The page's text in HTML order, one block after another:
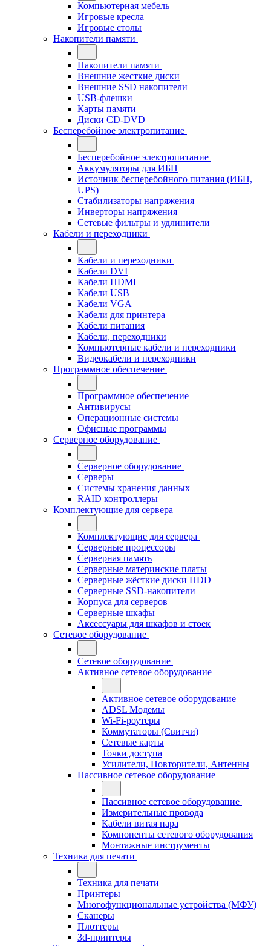
Компьютерная мебель
Игровые кресла
Игровые столы
Накопители памяти
Накопители памяти
Внешние жесткие диски
Внешние SSD накопители
USB-флешки
Карты памяти
Диски CD-DVD
Бесперебойное электропитание
Бесперебойное электропитание
Аккумуляторы для ИБП
Источник бесперебойного питания (ИБП,
UPS)
Стабилизаторы напряжения
Инверторы напряжения
Сетевые фильтры и удлинители
Кабели и переходники
Кабели и переходники
Кабели DVI
Кабели HDMI
Кабели USB
Кабели VGA
Кабели для принтера
Кабели питания
Кабели, переходники
Компьютерные кабели и переходники
Видеокабели и переходники
Программное обеспечение
Программное обеспечение
Антивирусы
Операционные системы
Офисные программы
Серверное оборудование
Серверное оборудование
Серверы
Системы хранения данных
RAID контроллеры
Комплектующие для сервера
Комплектующие для сервера
Серверные процессоры
Серверная память
Серверные материнские платы
Серверные жёсткие диски HDD
Серверные SSD-накопители
Корпуса для серверов
Серверные шкафы
Аксессуары для шкафов и стоек
Сетевое оборудование
Сетевое оборудование
Активное сетевое оборудование
Активное сетевое оборудование
ADSL Модемы
Wi-Fi-роутеры
Коммутаторы (Свитчи)
Сетевые карты
Точки доступа
Усилители, Повторители, Антенны
Пассивное сетевое оборудование
Пассивное сетевое оборудование
Измерительные провода
Кабели витая пара
Компоненты сетевого оборудования
Монтажные инструменты
Техника для печати
Техника для печати
Принтеры
Многофункциональные устройства (МФУ)
Сканеры
Плоттеры
3d-принтеры